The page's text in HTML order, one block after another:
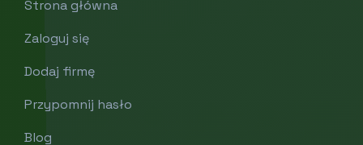
Strona główna
Zaloguj się
Dodaj firmę
Przypomnij hasło
Blog